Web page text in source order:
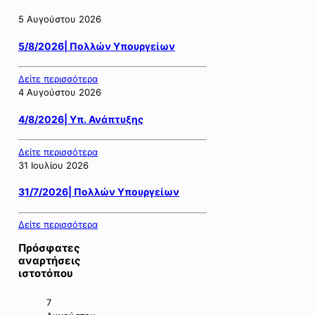
5 Αυγούστου 2026
5/8/2026| Πολλών Υπουργείων
Δείτε περισσότερα
4 Αυγούστου 2026
4/8/2026| Υπ. Ανάπτυξης
Δείτε περισσότερα
31 Ιουλίου 2026
31/7/2026| Πολλών Υπουργείων
Δείτε περισσότερα
Πρόσφατες
αναρτήσεις
ιστοτόπου
7